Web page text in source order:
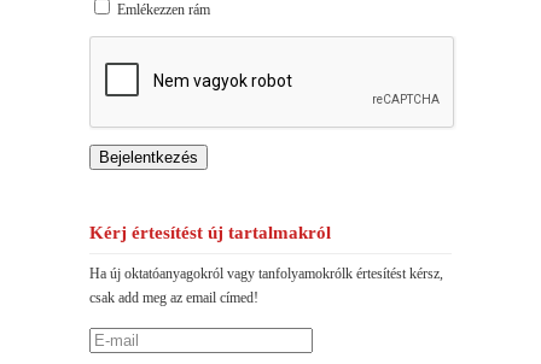
Emlékezzen rám
Bejelentkezés
Kérj értesítést új tartalmakról
Ha új oktatóanyagokról vagy tanfolyamokrólk értesítést kérsz,
csak add meg az email címed!